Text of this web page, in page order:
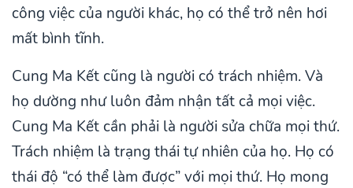
công việc của người khác, họ có thể trở nên hơi
mất bình tĩnh.
Cung Ma Kết cũng là người có trách nhiệm. Và
họ dường như luôn đảm nhận tất cả mọi việc.
Cung Ma Kết cần phải là người sửa chữa mọi thứ.
Trách nhiệm là trạng thái tự nhiên của họ. Họ có
thái độ “có thể làm được” với mọi thứ. Họ mong